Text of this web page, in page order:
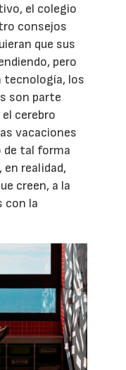
el colegio
consejos
que sus
pero
tecnología, los
son parte
cerebro
vacaciones
de tal forma
en realidad,
creen, a la
con la